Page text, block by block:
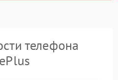
телефона